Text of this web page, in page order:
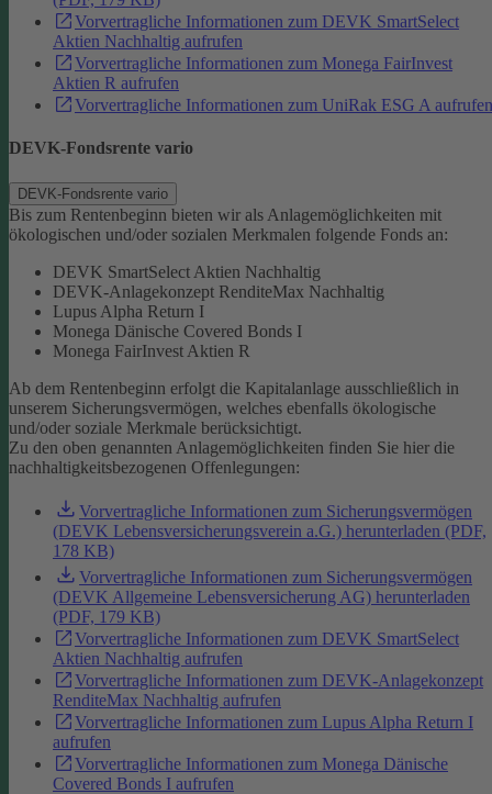
Vorvertragliche Informationen zum DEVK SmartSelect
Aktien Nachhaltig aufrufen
Vorvertragliche Informationen zum Monega FairInvest
Aktien R aufrufen
Vorvertragliche Informationen zum UniRak ESG A aufrufen
DEVK-Fondsrente vario
DEVK-Fondsrente vario
Bis zum Rentenbeginn bieten wir als Anlagemöglichkeiten mit
ökologischen und/oder sozialen Merkmalen folgende Fonds an:
DEVK SmartSelect Aktien Nachhaltig
DEVK-Anlagekonzept RenditeMax Nachhaltig
Lupus Alpha Return I
Monega Dänische Covered Bonds I
Monega FairInvest Aktien R
Ab dem Rentenbeginn erfolgt die Kapitalanlage ausschließlich in
unserem Sicherungsvermögen, welches ebenfalls ökologische
und/oder soziale Merkmale berücksichtigt.
Zu den oben genannten Anlagemöglichkeiten finden Sie hier die
nachhaltigkeitsbezogenen Offenlegungen:
Vorvertragliche Informationen zum Sicherungsvermögen
(DEVK Lebensversicherungsverein a.G.) herunterladen (PDF,
178 KB)
Vorvertragliche Informationen zum Sicherungsvermögen
(DEVK Allgemeine Lebensversicherung AG) herunterladen
(PDF, 179 KB)
Vorvertragliche Informationen zum DEVK SmartSelect
Aktien Nachhaltig aufrufen
Vorvertragliche Informationen zum DEVK-Anlagekonzept
RenditeMax Nachhaltig aufrufen
Vorvertragliche Informationen zum Lupus Alpha Return I
aufrufen
Vorvertragliche Informationen zum Monega Dänische
Covered Bonds I aufrufen